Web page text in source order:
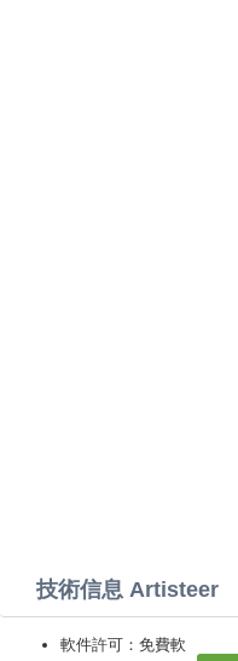
技術信息 Artisteer
軟件許可：免費軟